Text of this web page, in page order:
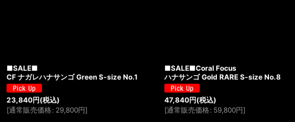
■SALE■
CF ナガレハナサンゴ Green S-size No.1
23,840円(税込)
[通常販売価格 : 29,800円]
■SALE■Coral Focus
ハナサンゴ Gold RARE S-size No.8
47,840円(税込)
[通常販売価格 : 59,800円]